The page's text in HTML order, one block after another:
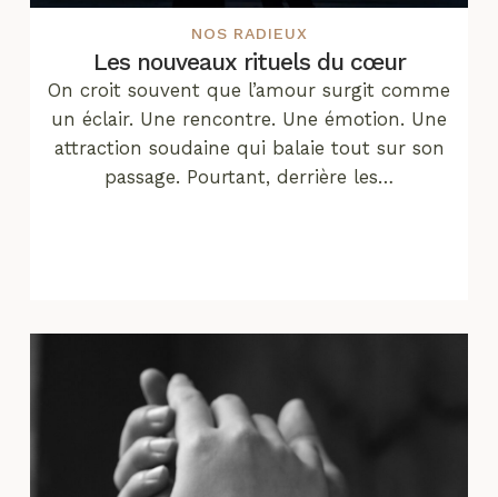
NOS RADIEUX
Les nouveaux rituels du cœur
On croit souvent que l’amour surgit comme
un éclair. Une rencontre. Une émotion. Une
attraction soudaine qui balaie tout sur son
passage. Pourtant, derrière les…